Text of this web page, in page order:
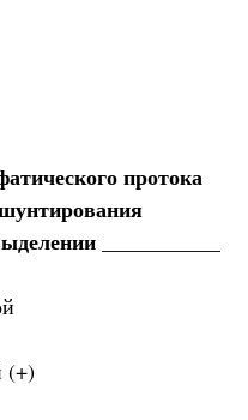
протока
___________
(+)